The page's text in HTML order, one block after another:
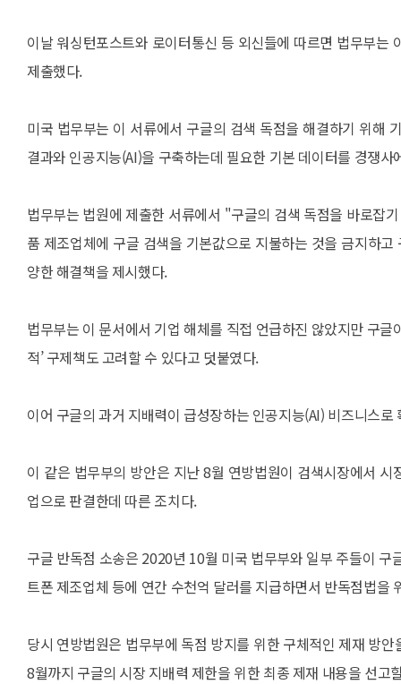
이날 워싱턴포스트와 로이터통신 등 외신들에 따르면 법무부
제출했다.
미국 법무부는 이 서류에서 구글의 검색 독점을 해결하기 위해
결과와 인공지능(AI)을 구축하는데 필요한 기본 데이터를 경쟁
법무부는 법원에 제출한 서류에서 "구글의 검색 독점을 바로잡
품 제조업체에 구글 검색을 기본값으로 지불하는 것을 금지하
양한 해결책을 제시했다.
법무부는 이 문서에서 기업 해체를 직접 언급하진 않았지만 구
적’ 구제책도 고려할 수 있다고 덧붙였다.
이어 구글의 과거 지배력이 급성장하는 인공지능(AI) 비즈니스
이 같은 법무부의 방안은 지난 8월 연방법원이 검색시장에서
업으로 판결한데 따른 조치다.
구글 반독점 소송은 2020년 10월 미국 법무부와 일부 주들이
트폰 제조업체 등에 연간 수천억 달러를 지급하면서 반독점법을
당시 연방법원은 법무부에 독점 방지를 위한 구체적인 제재 방
8월까지 구글의 시장 지배력 제한을 위한 최종 제재 내용을 선고